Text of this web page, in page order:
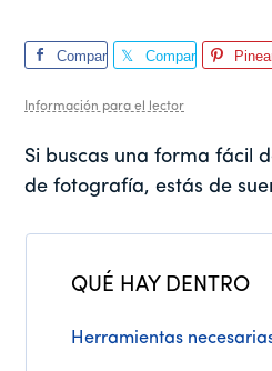
Compar
Compar
Información para el lector
Si buscas una forma fácil
de fotografía, estás de
QUÉ HAY DENTRO
Herramientas